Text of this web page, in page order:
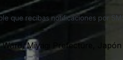
que recibas notificaciones por
Miyagi Prefecture, Japón